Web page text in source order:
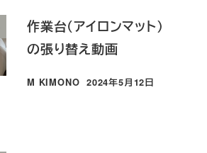
作業台（アイロンマット）
の張り替え動画
M KIMONO
投稿日
2024年5月12日